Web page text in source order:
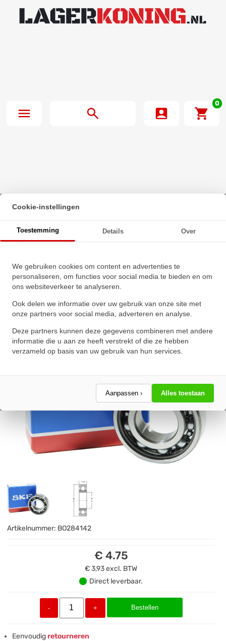
0
Beginpagina· SKF Kogellager 608 (8x22x7mm)
Cookie-instellingen
Toestemming Details Over
We gebruiken cookies om content en advertenties te
personaliseren, om functies voor social media te bieden en om
ons websiteverkeer te analyseren.
Ook delen we informatie over uw gebruik van onze site met
onze partners voor social media, adverteren en analyse.
Deze partners kunnen deze gegevens combineren met andere
informatie die u aan ze heeft verstrekt of die ze hebben
verzameld op basis van uw gebruik van hun services.
Aanpassen › Alles toestaan
★★★★★
★★★★★
Schrijf een review!
Artikelnummer: BO284142
€ 4.75
€ 3,93excl. BTW
Direct leverbaar.
- + Bestellen
Eenvoudigretourneren